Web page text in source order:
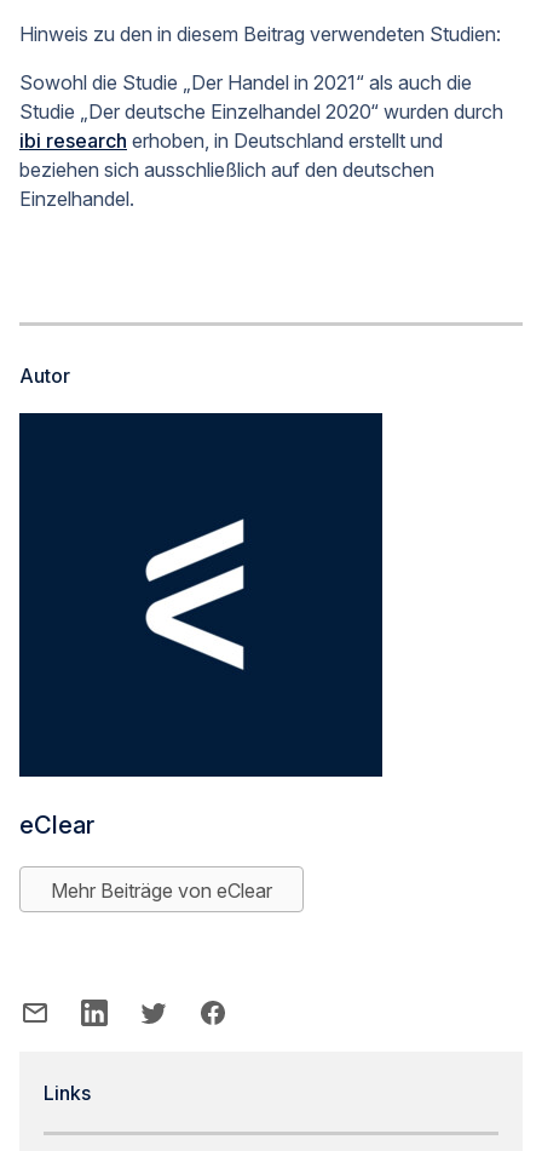
Hinweis zu den in diesem Beitrag verwendeten Studien:
Sowohl die Studie „Der Handel in 2021“ als auch die
Studie „Der deutsche Einzelhandel 2020“ wurden durch
ibi research erhoben, in Deutschland erstellt und
beziehen sich ausschließlich auf den deutschen
Einzelhandel.
Autor
eClear
Mehr Beiträge von eClear
Links